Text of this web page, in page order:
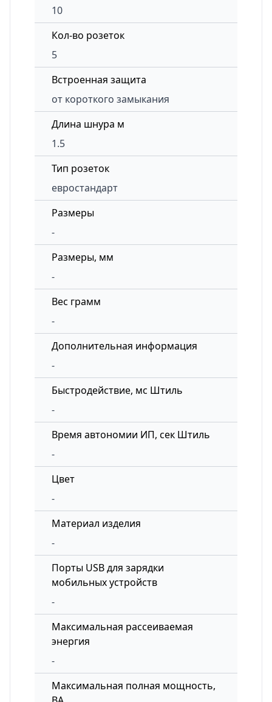
10
Кол-во розеток
5
Встроенная защита
от короткого замыкания
Длина шнура м
1.5
Тип розеток
евростандарт
Размеры
-
Размеры, мм
-
Вес грамм
-
Дополнительная информация
-
Быстродействие, мс Штиль
-
Время автономии ИП, сек Штиль
-
Цвет
-
Материал изделия
-
Порты USB для зарядки
мобильных устройств
-
Максимальная рассеиваемая
энергия
-
Максимальная полная мощность,